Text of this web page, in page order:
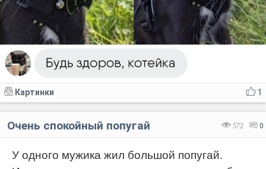
1
Картинки
572 0
Очень спокойный попугай
У одного мужика жил большой попугай.